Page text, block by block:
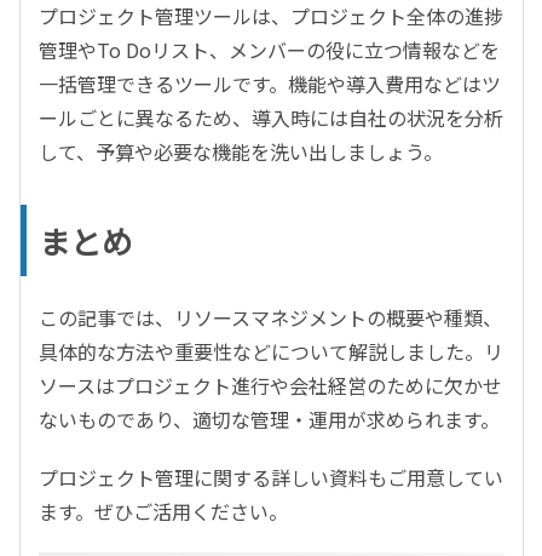
プロジェクト管理ツールは、プロジェクト全体の進捗
管理やTo Doリスト、メンバーの役に立つ情報などを
一括管理できるツールです。機能や導入費用などはツ
ールごとに異なるため、導入時には自社の状況を分析
して、予算や必要な機能を洗い出しましょう。
まとめ
この記事では、リソースマネジメントの概要や種類、
具体的な方法や重要性などについて解説しました。リ
ソースはプロジェクト進行や会社経営のために欠かせ
ないものであり、適切な管理・運用が求められます。
プロジェクト管理に関する詳しい資料もご用意してい
ます。ぜひご活用ください。